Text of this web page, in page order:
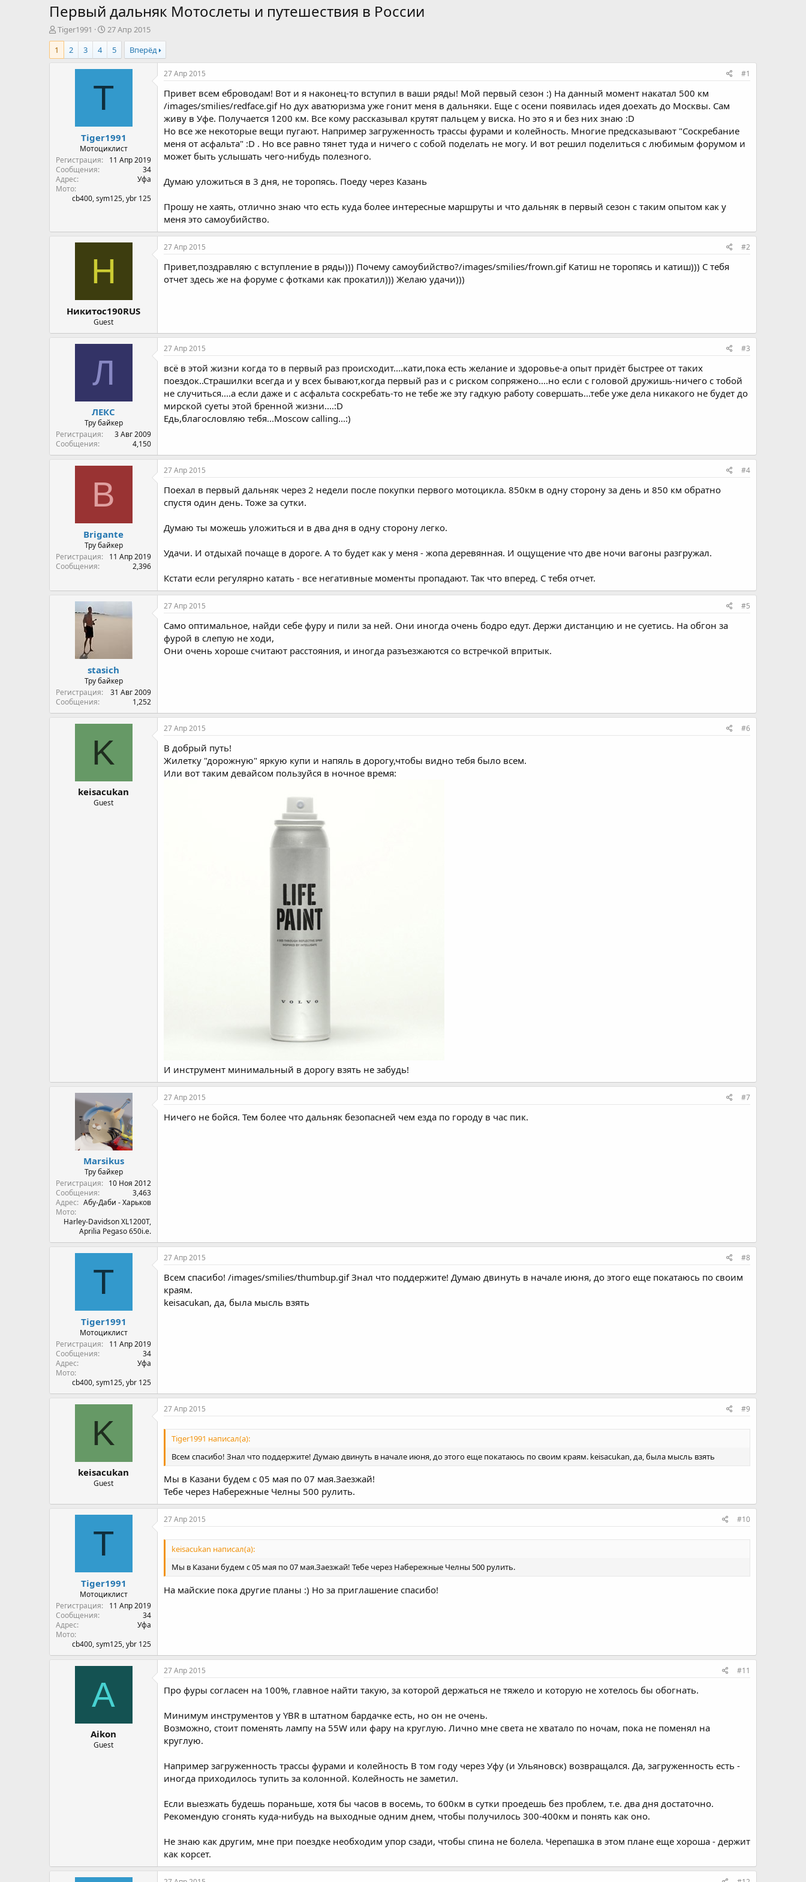
Первый дальняк Мотослеты и путешествия в России
А
в
т
о
Tiger1991
Д
а
а
н
а
27 Апр 2015
1
2 3 4 5 Вперёд
T
Tiger1991
Мотоциклист
Регистрация
11 Апр 2019
Сообщения
34
Адрес
Уфа
Мото
cb400, sym125, ybr 125
27 Апр 2015 #1
Привет всем еброводам! Вот и я наконец-то вступил в ваши ряды! Мой первый сезон :) На данный момент накатал 500 км
/images/smilies/redface.gif Но дух аватюризма уже гонит меня в дальняки. Еще с осени появилась идея доехать до Москвы. Сам
живу в Уфе. Получается 1200 км. Все кому рассказывал крутят пальцем у виска. Но это я и без них знаю :D
Но все же некоторые вещи пугают. Например загруженность трассы фурами и колейность. Многие предсказывают "Соскребание
меня от асфальта" :D . Но все равно тянет туда и ничего с собой поделать не могу. И вот решил поделиться с любимым форумом и
может быть услышать чего-нибудь полезного.
Думаю уложиться в 3 дня, не торопясь. Поеду через Казань
Прошу не хаять, отлично знаю что есть куда более интересные маршруты и что дальняк в первый сезон с таким опытом как у
меня это самоубийство.
Н
Никитос190RUS
Guest
27 Апр 2015 #2
Привет,поздравляю с вступление в ряды))) Почему самоубийство?/images/smilies/frown.gif Катиш не торопясь и катиш))) С тебя
отчет здесь же на форуме с фотками как прокатил))) Желаю удачи)))
Л
ЛЕКС
Тру байкер
Регистрация
3 Авг 2009
Сообщения
4,150
27 Апр 2015 #3
всё в этой жизни когда то в первый раз происходит....кати,пока есть желание и здоровье-а опыт придёт быстрее от таких
поездок..Страшилки всегда и у всех бывают,когда первый раз и с риском сопряжено....но если с головой дружишь-ничего с тобой
не случиться....а если даже и с асфальта соскребать-то не тебе же эту гадкую работу совершать...тебе уже дела никакого не будет до
мирской суеты этой бренной жизни....:D
Едь,благословляю тебя...Moscow calling...:)
B
Brigante
Тру байкер
Регистрация
11 Апр 2019
Сообщения
2,396
27 Апр 2015 #4
Поехал в первый дальняк через 2 недели после покупки первого мотоцикла. 850км в одну сторону за день и 850 км обратно
спустя один день. Тоже за сутки.
Думаю ты можешь уложиться и в два дня в одну сторону легко.
Удачи. И отдыхай почаще в дороге. А то будет как у меня - жопа деревянная. И ощущение что две ночи вагоны разгружал.
Кстати если регулярно катать - все негативные моменты пропадают. Так что вперед. С тебя отчет.
stasich
Тру байкер
Регистрация
31 Авг 2009
Сообщения
1,252
27 Апр 2015 #5
Само оптимальное, найди себе фуру и пили за ней. Они иногда очень бодро едут. Держи дистанцию и не суетись. На обгон за
фурой в слепую не ходи,
Они очень хороше считают расстояния, и иногда разъезжаются со встречкой впритык.
K
keisacukan
Guest
27 Апр 2015 #6
В добрый путь!
Жилетку "дорожную" яркую купи и напяль в дорогу,чтобы видно тебя было всем.
Или вот таким девайсом пользуйся в ночное время:
И инструмент минимальный в дорогу взять не забудь!
Marsikus
Тру байкер
Регистрация
10 Ноя 2012
Сообщения
3,463
Адрес
Абу-Даби - Харьков
Мото
Harley-Davidson XL1200T,
Aprilia Pegaso 650i.e.
27 Апр 2015 #7
Ничего не бойся. Тем более что дальняк безопасней чем езда по городу в час пик.
T
Tiger1991
Мотоциклист
Регистрация
11 Апр 2019
Сообщения
34
Адрес
Уфа
Мото
cb400, sym125, ybr 125
27 Апр 2015 #8
Всем спасибо! /images/smilies/thumbup.gif Знал что поддержите! Думаю двинуть в начале июня, до этого еще покатаюсь по своим
краям.
keisacukan, да, была мысль взять
K
keisacukan
Guest
27 Апр 2015 #9
Tiger1991 написал(а):
Всем спасибо! Знал что поддержите! Думаю двинуть в начале июня, до этого еще покатаюсь по своим краям. keisacukan, да, была мысль взять
Мы в Казани будем с 05 мая по 07 мая.Заезжай!
Тебе через Набережные Челны 500 рулить.
T
Tiger1991
Мотоциклист
Регистрация
11 Апр 2019
Сообщения
34
Адрес
Уфа
Мото
cb400, sym125, ybr 125
27 Апр 2015 #10
keisacukan написал(а):
Мы в Казани будем с 05 мая по 07 мая.Заезжай! Тебе через Набережные Челны 500 рулить.
На майские пока другие планы :) Но за приглашение спасибо!
A
Aikon
Guest
27 Апр 2015 #11
Про фуры согласен на 100%, главное найти такую, за которой держаться не тяжело и которую не хотелось бы обогнать.
Минимум инструментов у YBR в штатном бардачке есть, но он не очень.
Возможно, стоит поменять лампу на 55W или фару на круглую. Лично мне света не хватало по ночам, пока не поменял на
круглую.
Например загруженность трассы фурами и колейность В том году через Уфу (и Ульяновск) возвращался. Да, загруженность есть -
иногда приходилось тупить за колонной. Колейность не заметил.
Если выезжать будешь пораньше, хотя бы часов в восемь, то 600км в сутки проедешь без проблем, т.е. два дня достаточно.
Рекомендую сгонять куда-нибудь на выходные одним днем, чтобы получилось 300-400км и понять как оно.
Не знаю как другим, мне при поездке необходим упор сзади, чтобы спина не болела. Черепашка в этом плане еще хороша - держит
как корсет.